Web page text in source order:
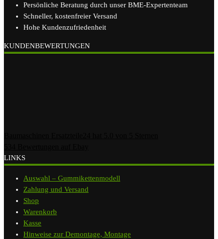
Persönliche Beratung durch unser BME-Expertenteam
Schneller, kostenfreier Versand
Hohe Kundenzufriedenheit
KUNDENBEWERTUNGEN
LINKS
Auswahl – Gummikettenmodell
Zahlung und Versand
Shop
Warenkorb
Kasse
Hinweise zur Demontage, Montage